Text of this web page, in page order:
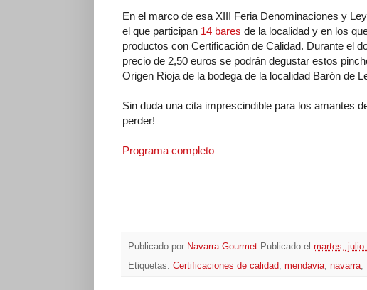
En el marco de esa XIII Feria Denominaciones y
el que participan 14 bares de la localidad y en los
productos con Certificación de Calidad. Durante el
precio de 2,50 euros se podrán degustar estos
Origen Rioja de la bodega de la localidad Barón de
Sin duda una cita imprescindible para los amantes
perder!
Programa completo
Publicado por Navarra Gourmet Publicado el martes, julio
Etiquetas: Certificaciones de calidad mendavia navarra